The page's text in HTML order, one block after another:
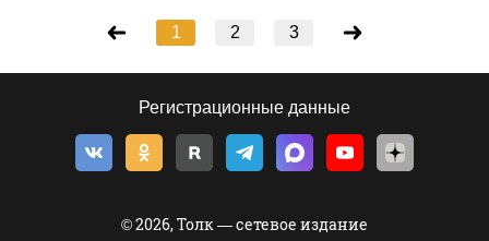
1 2 3
Регистрационные данные
© 2026, Толк — сетевое издание